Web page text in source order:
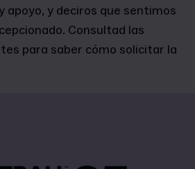
apoyo, y deciros que sentimos
Consultad las
para saber cómo solicitar la